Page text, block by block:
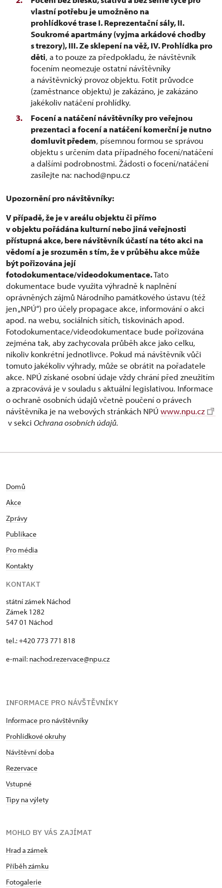
vlastní potřebu je umožněno na
prohlídkové trase I.Reprezentační sály, II.
Soukromé apartmány (vyjma arkádové chodby
s trezory), III. Ze sklepení na věž, IV. Prohlídka pro
děti, a to pouze za předpokladu, že návštěvník
focením neomezuje ostatní návštěvníky
a návštěvnický provoz objektu. Fotit průvodce
(zaměstnance objektu) je zakázáno, je zakázáno
jakékoliv natáčení prohlídky.
Focení a natáčení návštěvníky pro veřejnou
prezentaci a focení a natáčení komerční je nutno
domluvit předem, písemnou formou se správou
objektu s určením data případného focení/natáčení
a dalšími podrobnostmi. Žádosti o focení/natáčení
zasílejte na: nachod@npu.cz
Upozornění pro návštěvníky:
V případě, že je v areálu objektu či přímo
v objektu pořádána kulturní nebo jiná veřejnosti
přístupná akce, bere návštěvník účastí na této akci na
vědomí a je srozuměn s tím, že v průběhu akce může
být pořizována její
fotodokumentace/videodokumentace.Tato
dokumentace bude využita výhradně k naplnění
oprávněných zájmů Národního památkového ústavu (též
jen „NPÚ“) pro účely propagace akce, informování o akci
apod. na webu, sociálních sítích, tiskovinách apod.
Fotodokumentace/videodokumentace bude pořizována
zejména tak, aby zachycovala průběh akce jako celku,
nikoliv konkrétní jednotlivce. Pokud má návštěvník vůči
tomuto jakékoliv výhrady, může se obrátit na pořadatele
akce. NPÚ získané osobní údaje vždy chrání před zneužitím
a zpracovává je v souladu s aktuální legislativou. Informace
o ochraně osobních údajů včetně poučení o právech
návštěvníka je na webových stránkách NPÚ www.npu.cz
v sekci Ochrana osobních údajů.
Domů
Akce
Zprávy
Publikace
Pro média
Kontakty
KONTAKT
státní zámek Náchod
Zámek 1282
547 01 Náchod
tel.: +420 773 771 818
e-mail: nachod.rezervace@npu.cz
INFORMACE PRO NÁVŠTĚVNÍKY
Informace pro návštěvníky
Prohlídkové okruhy
Návštěvní doba
Rezervace
Vstupné
Tipy na výlety
MOHLO BY VÁS ZAJÍMAT
Hrad a zámek
Příběh zámku
Fotogalerie